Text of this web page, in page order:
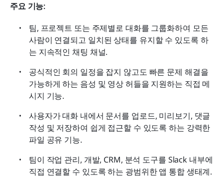
주요 기능:
팀, 프로젝트 또는 주제별로 대화를 그룹화하여 모든
사람이 연결되고 일치된 상태를 유지할 수 있도록 하
는 지속적인 채팅 채널.
공식적인 회의 일정을 잡지 않고도 빠른 문제 해결을
가능하게 하는 음성 및 영상 허들을 지원하는 직접 메
시지 기능.
사용자가 대화 내에서 문서를 업로드, 미리보기, 댓글
작성 및 저장하여 쉽게 접근할 수 있도록 하는 강력한
파일 공유 기능.
팀이 작업 관리, 개발, CRM, 분석 도구를 Slack 내부에
직접 연결할 수 있도록 하는 광범위한 앱 통합 생태계.